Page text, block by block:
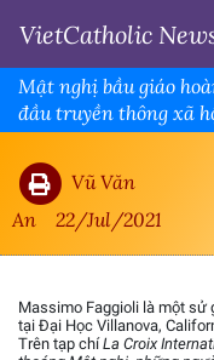
VietCatholic
Mật nghị bầu giáo
đầu truyền thông xã
Vũ Văn
An
22/Jul/2021
Massimo Faggioli là một sử
tại Đại Học Villanova,
Trên tạp chíLa Croix